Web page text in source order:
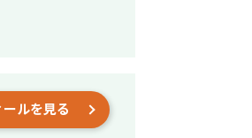
ライアントは
ルを見る